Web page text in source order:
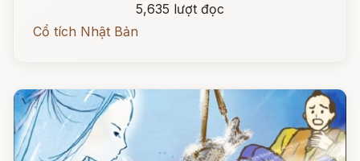
5,635 lượt đọc
Cổ tích Nhật Bản